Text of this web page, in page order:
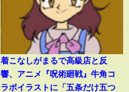
着こなしがまるで高級店と反
響、アニメ『呪術廻戦』牛角コ
ラボイラストに「五条だけ五つ